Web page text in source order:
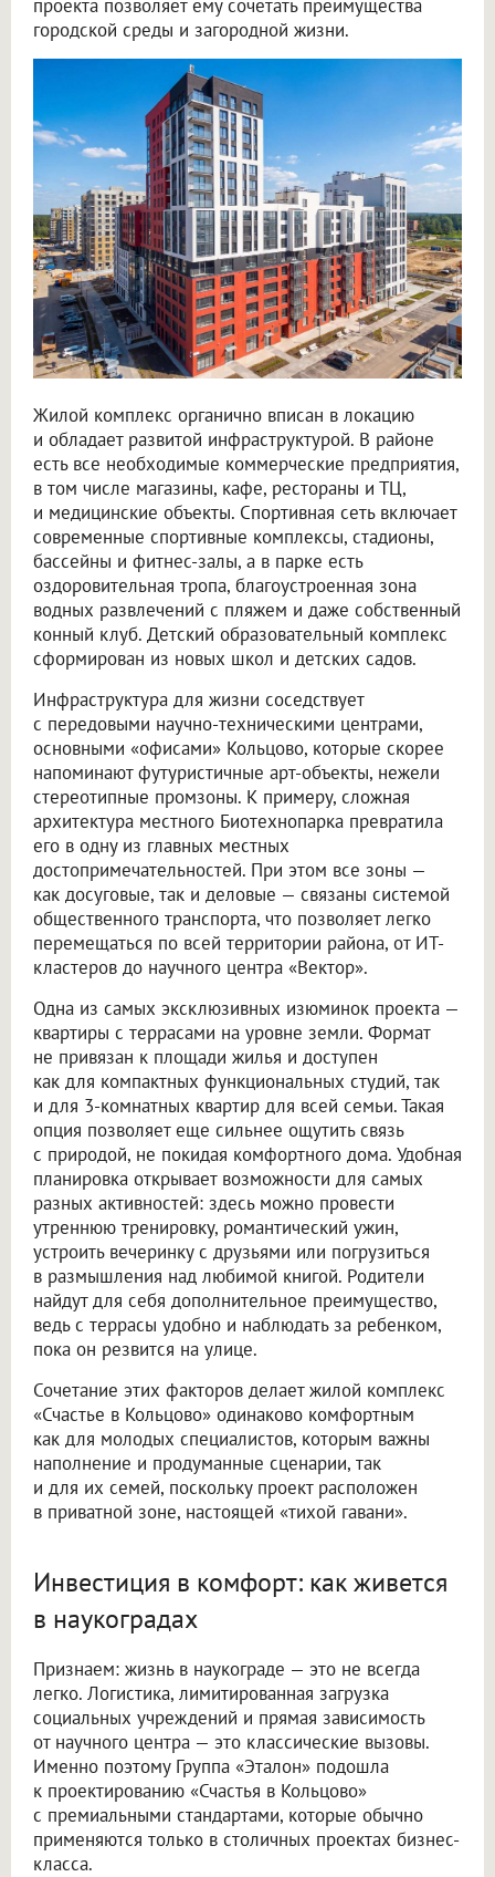
проекта позволяет ему сочетать преимущества
городской среды и загородной жизни.
Жилой комплекс органично вписан в локацию
и обладает развитой инфраструктурой. В районе
есть все необходимые коммерческие предприятия,
в том числе магазины, кафе, рестораны и ТЦ,
и медицинские объекты. Спортивная сеть включает
современные спортивные комплексы, стадионы,
бассейны и фитнес-залы, а в парке есть
оздоровительная тропа, благоустроенная зона
водных развлечений с пляжем и даже собственный
конный клуб. Детский образовательный комплекс
сформирован из новых школ и детских садов.
Инфраструктура для жизни соседствует
с передовыми научно-техническими центрами,
основными «офисами» Кольцово, которые скорее
напоминают футуристичные арт-объекты, нежели
стереотипные промзоны. К примеру, сложная
архитектура местного Биотехнопарка превратила
его в одну из главных местных
достопримечательностей. При этом все зоны —
как досуговые, так и деловые — связаны системой
общественного транспорта, что позволяет легко
перемещаться по всей территории района, от ИТ-
кластеров до научного центра «Вектор».
Одна из самых эксклюзивных изюминок проекта —
квартиры с террасами на уровне земли. Формат
не привязан к площади жилья и доступен
как для компактных функциональных студий, так
и для 3-комнатных квартир для всей семьи. Такая
опция позволяет еще сильнее ощутить связь
с природой, не покидая комфортного дома. Удобная
планировка открывает возможности для самых
разных активностей: здесь можно провести
утреннюю тренировку, романтический ужин,
устроить вечеринку с друзьями или погрузиться
в размышления над любимой книгой. Родители
найдут для себя дополнительное преимущество,
ведь с террасы удобно и наблюдать за ребенком,
пока он резвится на улице.
Сочетание этих факторов делает жилой комплекс
«Счастье в Кольцово» одинаково комфортным
как для молодых специалистов, которым важны
наполнение и продуманные сценарии, так
и для их семей, поскольку проект расположен
в приватной зоне, настоящей «тихой гавани».
Инвестиция в комфорт: как живется
в наукоградах
Признаем: жизнь в наукограде — это не всегда
легко. Логистика, лимитированная загрузка
социальных учреждений и прямая зависимость
от научного центра — это классические вызовы.
Именно поэтому Группа «Эталон» подошла
к проектированию «Счастья в Кольцово»
с премиальными стандартами, которые обычно
применяются только в столичных проектах бизнес-
класса.